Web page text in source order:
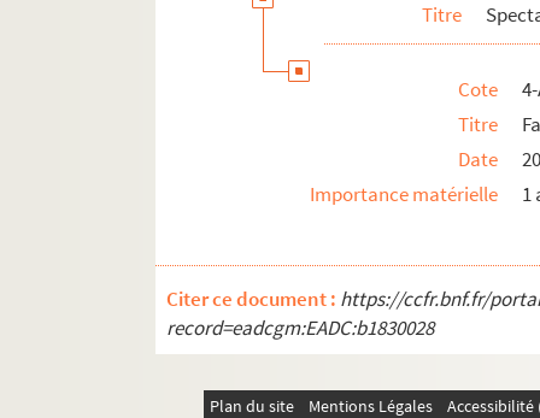
Titre
Cote
Titre
Date
Importance matérielle
1
Citer ce document : https://ccfr.bnf.fr/
record=eadcgm:EADC:b1830028
Plan du site Mentions Légales